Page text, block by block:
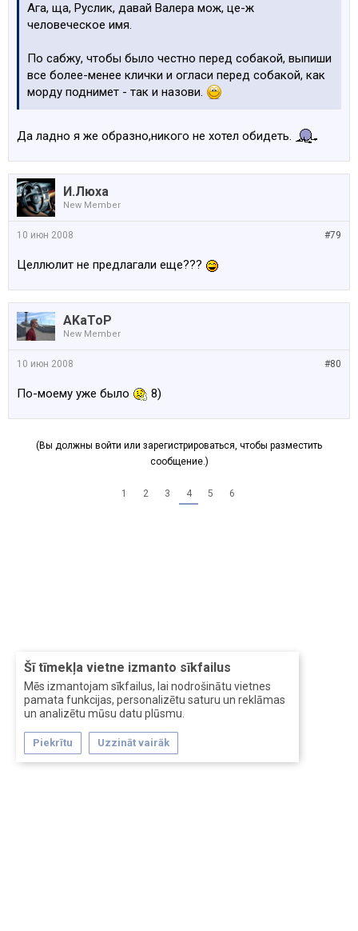
Šī tīmekļa vietne izmanto sīkfailus
Mēs izmantojam sīkfailus, lai nodrošinātu vietnes
pamata funkcijas, personalizētu saturu un reklāmas
un analizētu mūsu datu plūsmu.
Piekrītu Uzzināt vairāk
Ага, ща, Руслик, давай Валера мож, це-ж
человеческое имя.
По сабжу, чтобы было честно перед собакой, выпиши
все более-менее клички и огласи перед собакой, как
морду поднимет - так и назови.
Да ладно я же образно,никого не хотел обидеть.
И.Люха
New Member
#79
10 июн 2008
Целлюлит не предлагали еще???
AKaToP
New Member
#80
10 июн 2008
По-моему уже было 8)
(Вы должны войти или зарегистрироваться, чтобы разместить
сообщение.)
1 2 3 4 5 6